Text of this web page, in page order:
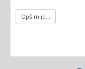
Opširnije...